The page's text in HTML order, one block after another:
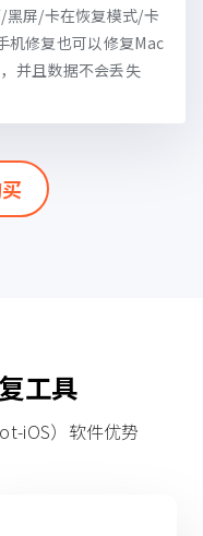
屏/卡在恢复模式/卡
机修复也可以修复Mac
并且数据不会丢失
工具
iOS）软件优势